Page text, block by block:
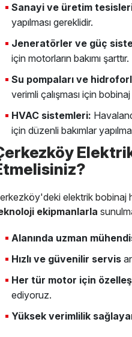
Sanayi ve üretim
yapılması gereklidir.
Jeneratörler ve güç
için motorların bakımı şarttır.
Su pompaları ve
verimli çalışması için
HVAC sistemleri:
için düzenli bakımlar
elektrik bobinaj
ekipmanlarla
Alanında uzman
Hızlı ve güvenilir servis
Her tür motor için
ediyoruz.
Yüksek verimlilik